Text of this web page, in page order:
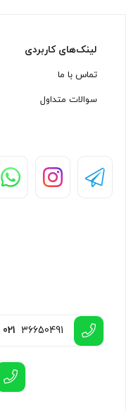
لینک‌های کاربردی
تماس با ما
سوالات متداول
021 36650491